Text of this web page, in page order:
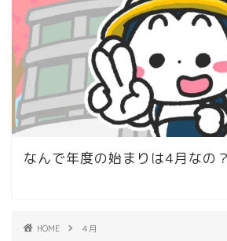
なんで年度の始まりは4月なの？
HOME ４月